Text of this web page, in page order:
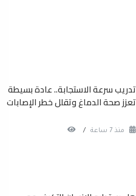
تدريب سرعة الاستجابة.. عادة بسيطة
تعزز صحة الدماغ وتقلل خطر الإصابات
منذ 7 ساعة /